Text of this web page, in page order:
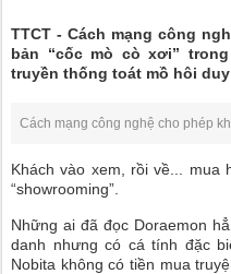
TTCT - Cách mạng công
bản “cốc mò cò xơi”
truyền thống toát mồ hôi
Cách mạng công nghệ cho phép
Khách vào xem, rồi về... mua
“showrooming”.
Những ai đã đọc Doraemon
danh nhưng có cá tính đặc
Nobita không có tiền mua